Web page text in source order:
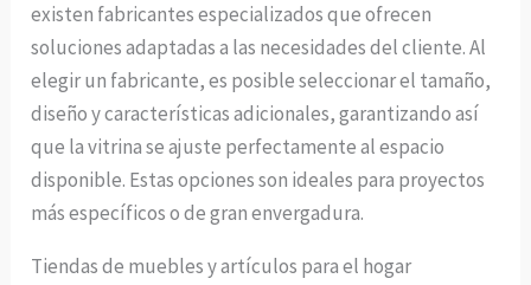
existen fabricantes especializados que ofrecen
soluciones adaptadas a las necesidades del cliente. Al
elegir un fabricante, es posible seleccionar el tamaño,
diseño y características adicionales, garantizando así
que la vitrina se ajuste perfectamente al espacio
disponible. Estas opciones son ideales para proyectos
más específicos o de gran envergadura.
Tiendas de muebles y artículos para el hogar